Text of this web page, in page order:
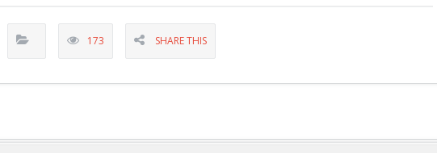
173 SHARE THIS